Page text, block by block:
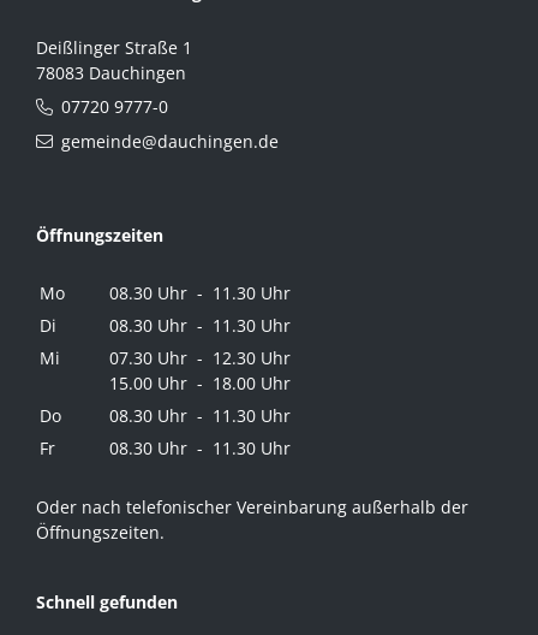
Deißlinger Straße 1
78083 Dauchingen
07720 9777-0
gemeinde@dauchingen.de
Öffnungszeiten
Mo
08.30 Uhr - 11.30 Uhr
Di
08.30 Uhr - 11.30 Uhr
Mi
07.30 Uhr - 12.30 Uhr
15.00 Uhr - 18.00 Uhr
Do
08.30 Uhr - 11.30 Uhr
Fr
08.30 Uhr - 11.30 Uhr
Oder nach telefonischer Vereinbarung außerhalb der
Öffnungszeiten.
Schnell gefunden